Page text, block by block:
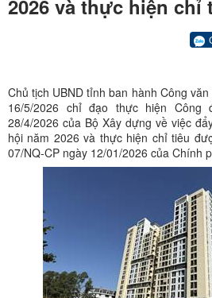
2026 và thực hiện
Chủ tịch UBND tỉnh ban hành Công
16/5/2026 chỉ đạo thực hiện Công
28/4/2026 của Bộ Xây dựng về việc
hội năm 2026 và thực hiện chỉ tiêu
07/NQ-CP ngày 12/01/2026 của Chính